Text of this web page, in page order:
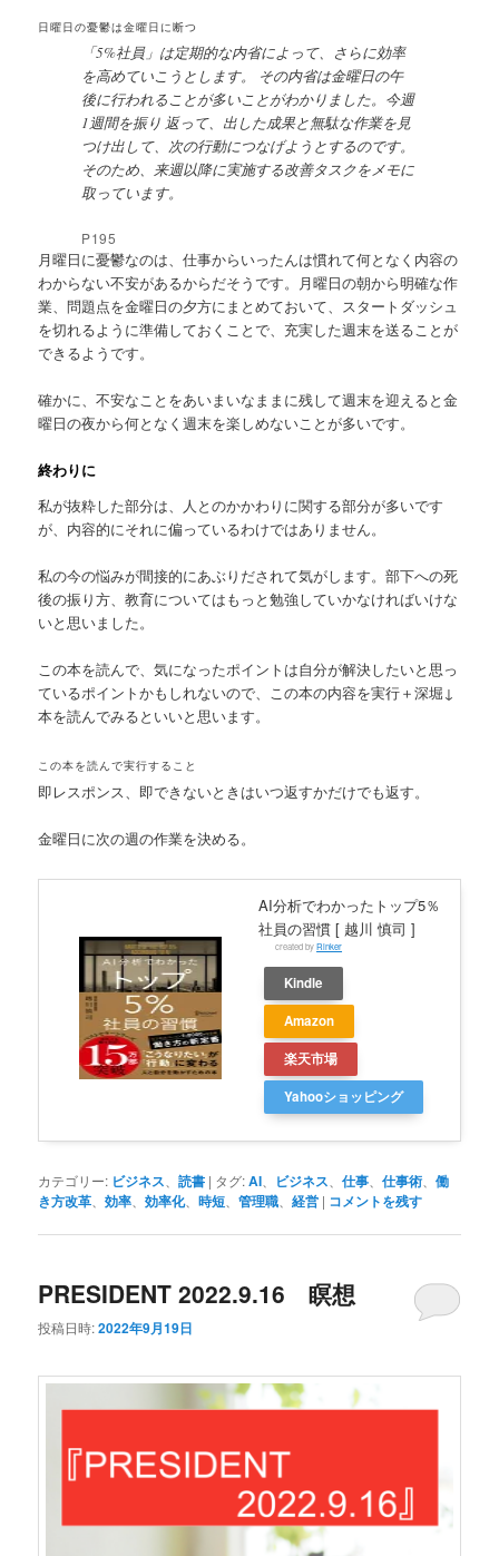
日曜日の憂鬱は金曜日に断つ
「5%社員」は定期的な内省によって、さらに効率
を高めていこうとします。 その内省は金曜日の午
後に行われることが多いことがわかりました。今週
1週間を振り 返って、出した成果と無駄な作業を見
つけ出して、次の行動につなげようとするのです。
そのため、来週以降に実施する改善タスクをメモに
取っています。
P195
月曜日に憂鬱なのは、仕事からいったんは慣れて何となく内容の
わからない不安があるからだそうです。月曜日の朝から明確な作
業、問題点を金曜日の夕方にまとめておいて、スタートダッシュ
を切れるように準備しておくことで、充実した週末を送ることが
できるようです。
確かに、不安なことをあいまいなままに残して週末を迎えると金
曜日の夜から何となく週末を楽しめないことが多いです。
終わりに
私が抜粋した部分は、人とのかかわりに関する部分が多いです
が、内容的にそれに偏っているわけではありません。
私の今の悩みが間接的にあぶりだされて気がします。部下への死
後の振り方、教育についてはもっと勉強していかなければいけな
いと思いました。
この本を読んで、気になったポイントは自分が解決したいと思っ
ているポイントかもしれないので、この本の内容を実行＋深堀↓
本を読んでみるといいと思います。
この本を読んで実行すること
即レスポンス、即できないときはいつ返すかだけでも返す。
金曜日に次の週の作業を決める。
AI分析でわかったトップ5％
社員の習慣 [ 越川 慎司 ]
created byRinker
Kindle
Amazon
楽天市場
Yahooショッピング
カテゴリー: ビジネス 、読書 | タグ:AI ビジネス 、仕事 、仕事術 、働
き方改革 、効率 、効率化、時短 、管理職 、経営 | コメントを残す
PRESIDENT 2022.9.16 瞑想
投稿日時:2022年9月19日